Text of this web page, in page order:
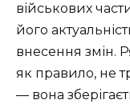
військових
його
внесення змін.
як правило, не
— вона